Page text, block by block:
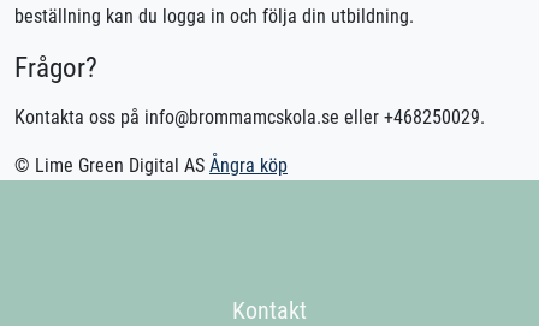
Kontakta oss för bokning eller logga in på appen TABS Elev
Vid önskemål om betalning via faktura, vänligen kontakta
trafikskolan så hjälper vi er.
beställning kan du logga in och följa din utbildning.
Frågor?
Kontakta oss på info@brommamcskola.se eller +468250029.
© Lime Green Digital AS Ångra köp
Kontakt